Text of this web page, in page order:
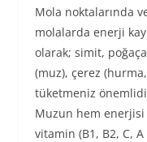
Mola noktalarında
molalarda enerji
olarak; simit,
(muz), çerez
tüketmeniz
Muzun hem
vitamin (B1, B2, C,